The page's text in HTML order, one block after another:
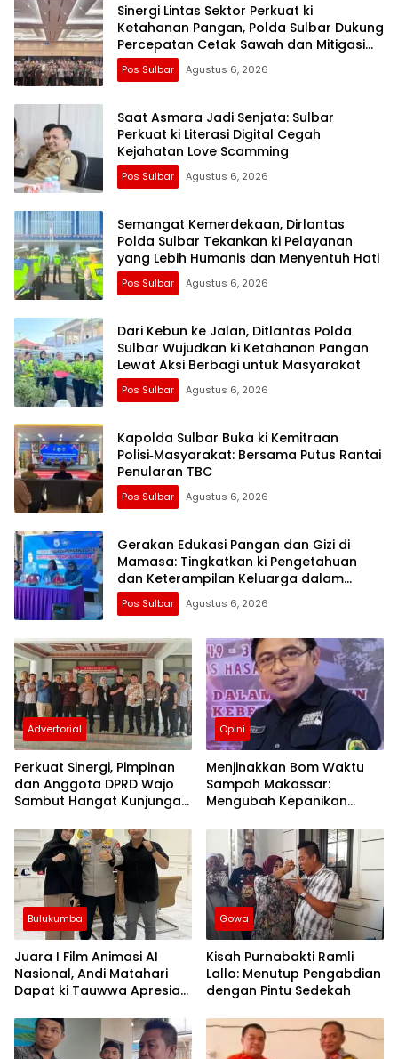
Sinergi Lintas Sektor Perkuat ki
Ketahanan Pangan, Polda Sulbar Dukung
Percepatan Cetak Sawah dan Mitigasi
Kekeringan
Pos Sulbar Agustus 6, 2026
Saat Asmara Jadi Senjata: Sulbar
Perkuat ki Literasi Digital Cegah
Kejahatan Love Scamming
Pos Sulbar Agustus 6, 2026
Semangat Kemerdekaan, Dirlantas
Polda Sulbar Tekankan ki Pelayanan
yang Lebih Humanis dan Menyentuh Hati
Pos Sulbar Agustus 6, 2026
Dari Kebun ke Jalan, Ditlantas Polda
Sulbar Wujudkan ki Ketahanan Pangan
Lewat Aksi Berbagi untuk Masyarakat
Pos Sulbar Agustus 6, 2026
Kapolda Sulbar Buka ki Kemitraan
Polisi‑Masyarakat: Bersama Putus Rantai
Penularan TBC
Pos Sulbar Agustus 6, 2026
Gerakan Edukasi Pangan dan Gizi di
Mamasa: Tingkatkan ki Pengetahuan
dan Keterampilan Keluarga dalam
Pemenuhan Gizi
Pos Sulbar Agustus 6, 2026
Advertorial
Perkuat Sinergi, Pimpinan
dan Anggota DPRD Wajo
Sambut Hangat Kunjungan
yang Baru
Opini
Menjinakkan Bom Waktu
Sampah Makassar:
Mengubah Kepanikan
Berbasis RT
Bulukumba
Juara I Film Animasi AI
Nasional, Andi Matahari
Dapat ki Tauwwa Apresiasi
Gowa
Kisah Purnabakti Ramli
Lallo: Menutup Pengabdian
dengan Pintu Sedekah